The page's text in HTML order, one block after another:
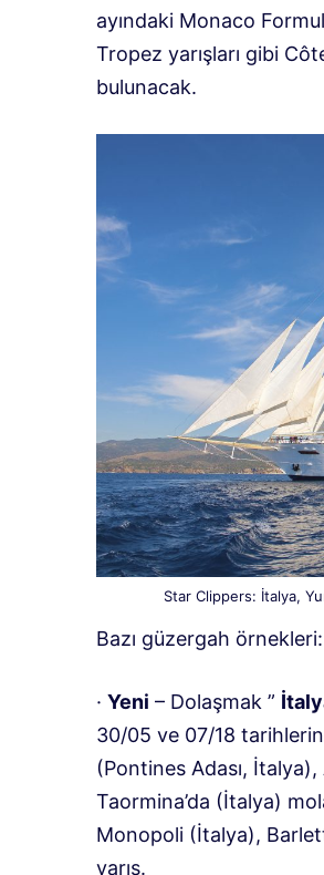
ayındaki Monaco
Tropez yarışları gibi
bulunacak.
Star Clippers: İtalya,
Bazı güzergah örnekleri:
· Yeni – Dolaşmak ”
30/05 ve 07/18
(Pontines Adası,
Taormina’da (İtalya)
Monopoli (İtalya),
varış.